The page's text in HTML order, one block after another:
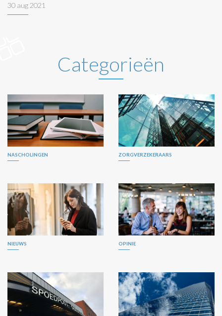
30 aug 2021
Categorieën
NASCHOLINGEN ZORGVERZEKERAARS
NIEUWS OPINIE